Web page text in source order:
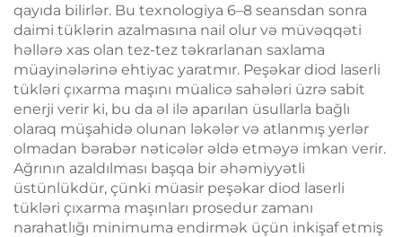
qayıda bilirlər. Bu texnologiya 6–8 seansdan sonra
daimi tüklərin azalmasına nail olur və müvəqqəti
həllərə xas olan tez-tez təkrarlanan saxlama
müayinələrinə ehtiyac yaratmır. Peşəkar diod laserli
tükləri çıxarma maşını müalicə sahələri üzrə sabit
enerji verir ki, bu da əl ilə aparılan üsullarla bağlı
olaraq müşahidə olunan ləkələr və atlanmış yerlər
olmadan bərabər nəticələr əldə etməyə imkan verir.
Ağrının azaldılması başqa bir əhəmiyyətli
üstünlükdür, çünki müasir peşəkar diod laserli
tükləri çıxarma maşınları prosedur zamanı
narahatlığı minimuma endirmək üçün inkişaf etmiş